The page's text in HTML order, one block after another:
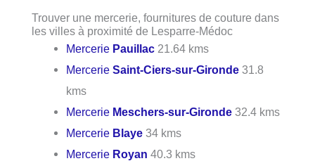
Trouver une mercerie, fournitures de couture dans
les villes à proximité de Lesparre-Médoc
Mercerie Pauillac 21.64 kms
MercerieSaint-Ciers-sur-Gironde 31.8
kms
Mercerie Meschers-sur-Gironde 32.4 kms
Mercerie Blaye 34 kms
Mercerie Royan 40.3 kms